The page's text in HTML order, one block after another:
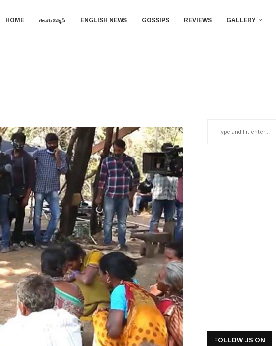
HOME తెలుగు న్యూస్ ENGLISH NEWS GOSSIPS REVIEWS GALLERY
FOLLOW US ON